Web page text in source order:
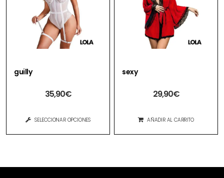
guilly
35,90€
SELECCIONAR OPCIONES
sexy
29,90€
AÑADIR AL CARRITO